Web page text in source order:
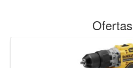
Ofertas